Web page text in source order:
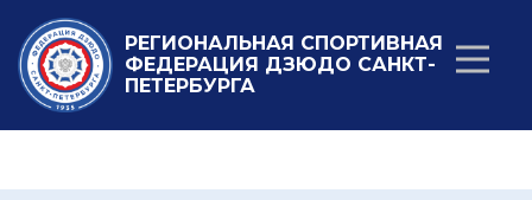
РЕГИОНАЛЬНАЯ СПОРТИВНАЯ
ФЕДЕРАЦИЯ ДЗЮДО САНКТ-
ПЕТЕРБУРГА